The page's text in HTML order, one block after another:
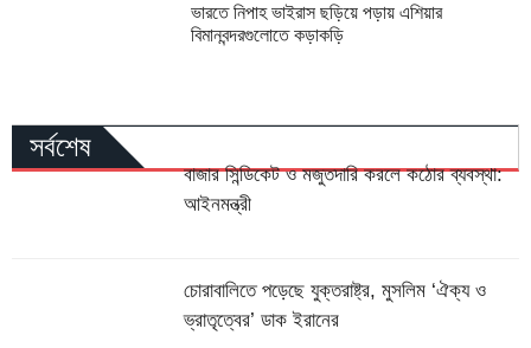
ভারতে নিপাহ ভাইরাস ছড়িয়ে পড়ায় এশিয়ার
বিমানবন্দরগুলোতে কড়াকড়ি
সর্বশেষ
বাজার সিন্ডিকেট ও মজুতদারি করলে কঠোর ব্যবস্থা:
আইনমন্ত্রী
চোরাবালিতে পড়েছে যুক্তরাষ্ট্র, মুসলিম ‘ঐক্য ও
ভ্রাতৃত্বের’ ডাক ইরানের